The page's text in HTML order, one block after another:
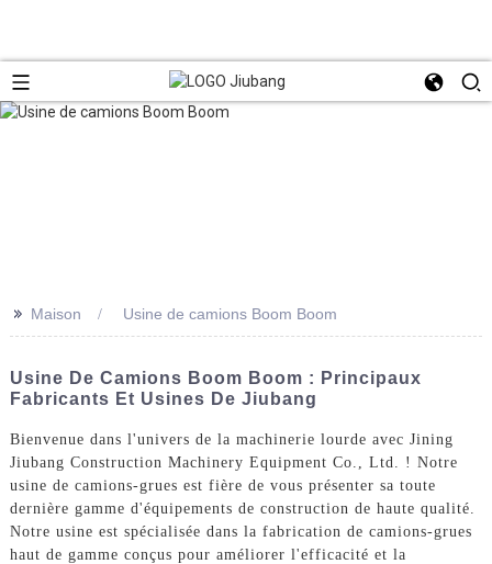
>> Maison Usine de camions Boom Boom
Usine De Camions Boom Boom : Principaux
Fabricants Et Usines De Jiubang
Bienvenue dans l'univers de la machinerie lourde avec Jining
Jiubang Construction Machinery Equipment Co., Ltd. ! Notre
usine de camions-grues est fière de vous présenter sa toute
dernière gamme d'équipements de construction de haute qualité.
Notre usine est spécialisée dans la fabrication de camions-grues
haut de gamme conçus pour améliorer l'efficacité et la